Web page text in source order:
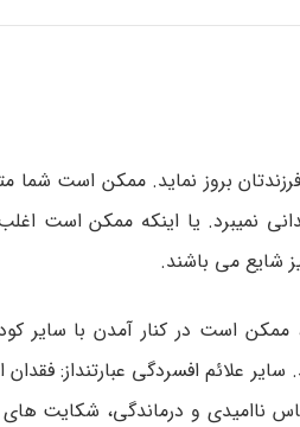
بروز نماید. ممکن است شما
نمی­برد. یا اینکه ممکن است
شایع می­ باشند.
ممکن است در کنار آمدن با سایر
علائم افسردگی عبارتنداز:
ناامیدی و درماندگی، شکایت­